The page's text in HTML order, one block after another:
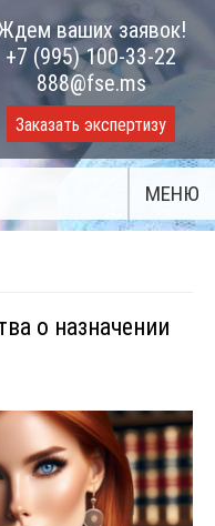
ваших заявок!
+7 (995) 100-33-22
888@fse.ms
Заказать экспертизу
МЕНЮ
о назначении